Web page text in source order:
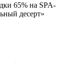
65% на SPA-
десерт»